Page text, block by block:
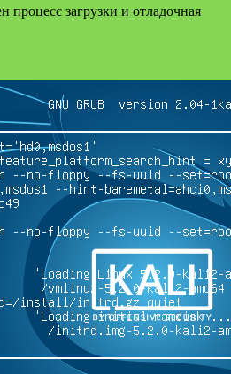
процесс загрузки и отладочная